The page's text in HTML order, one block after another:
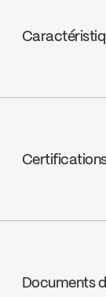
(9CA78)
Documents